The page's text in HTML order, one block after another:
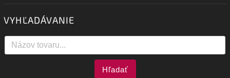
VYHĽADÁVANIE
Hľadať